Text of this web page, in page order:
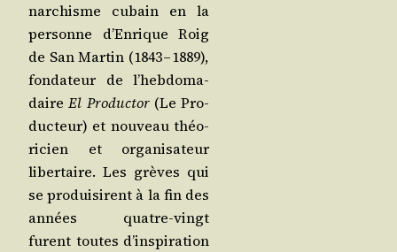
nar­chisme cubain en la
per­sonne d’En­rique Roig
de San Mar­tin (1843 – 1889),
fon­da­teur de l’heb­do­ma­
daireEl Pro­duc­tor(Le Pro­
duc­teur) et nou­veau théo­
ri­cien et orga­ni­sa­teur
liber­taire. Les grèves qui
se pro­dui­sirent à la fin des
années quatre-vingt
furent toutes d’ins­pi­ra­tion